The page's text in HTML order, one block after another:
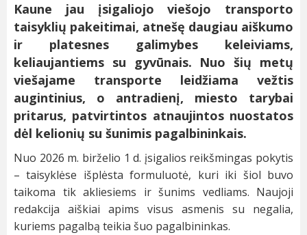
Kaune jau įsigaliojo viešojo transporto
taisyklių pakeitimai, atnešę daugiau aiškumo
ir platesnes galimybes keleiviams,
keliaujantiems su gyvūnais. Nuo šių metų
viešajame transporte leidžiama vežtis
augintinius, o antradienį, miesto tarybai
pritarus, patvirtintos atnaujintos nuostatos
dėl kelionių su šunimis pagalbininkais.
Nuo 2026 m. birželio 1 d. įsigalios reikšmingas pokytis
– taisyklėse išplėsta formuluotė, kuri iki šiol buvo
taikoma tik akliesiems ir šunims vedliams. Naujoji
redakcija aiškiai apims visus asmenis su negalia,
kuriems pagalbą teikia šuo pagalbininkas.